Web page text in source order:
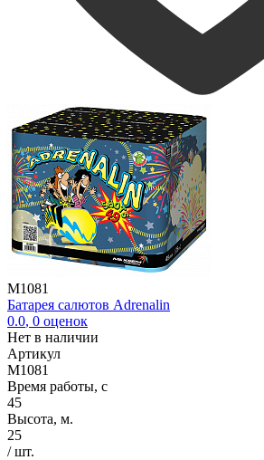
M1081
Батарея салютов Adrenalin
0.0, 0 оценок
Нет в наличии
Артикул
M1081
Время работы, с
45
Высота, м.
25
/ шт.